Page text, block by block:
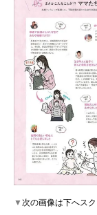
▼次の画像は下へス